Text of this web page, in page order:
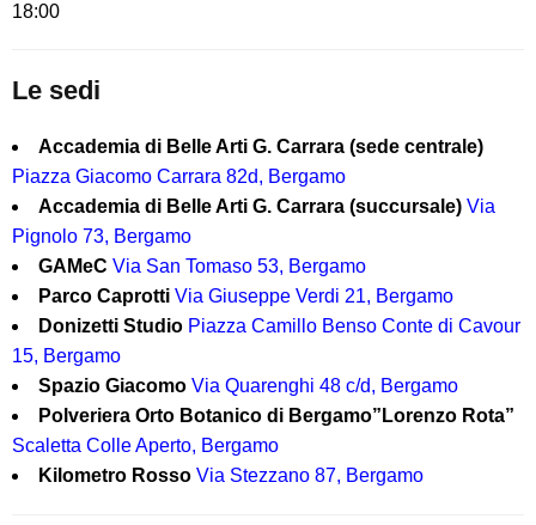
18:00
Le sedi
Accademia di Belle Arti G. Carrara (sede centrale)
Piazza Giacomo Carrara 82d, Bergamo
Accademia di Belle Arti G. Carrara (succursale) Via
Pignolo 73, Bergamo
GAMeC Via San Tomaso 53, Bergamo
Parco Caprotti Via Giuseppe Verdi 21, Bergamo
Donizetti Studio Piazza Camillo Benso Conte di Cavour
15, Bergamo
Spazio Giacomo Via Quarenghi 48 c/d, Bergamo
Polveriera Orto Botanico di Bergamo”Lorenzo Rota”
Scaletta Colle Aperto, Bergamo
Kilometro Rosso Via Stezzano 87, Bergamo